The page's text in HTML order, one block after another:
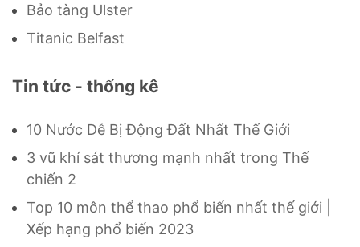
Bảo tàng Ulster
Titanic Belfast
Tin tức - thống kê
10 Nước Dễ Bị Động Đất Nhất Thế Giới
3 vũ khí sát thương mạnh nhất trong Thế
chiến 2
Top 10 môn thể thao phổ biến nhất thế giới |
Xếp hạng phổ biến 2023